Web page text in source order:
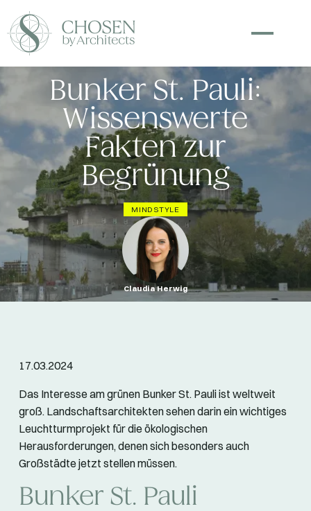
Bunker St. Pauli:
Wissenswerte
Fakten zur
Begrünung
MINDSTYLE
Claudia Herwig
17.03.2024
Das Interesse am grünen Bunker St. Pauli ist weltweit
groß. Landschaftsarchitekten sehen darin ein wichtiges
Leuchtturmprojekt für die ökologischen
Herausforderungen, denen sich besonders auch
Großstädte jetzt stellen müssen.
Bunker St. Pauli